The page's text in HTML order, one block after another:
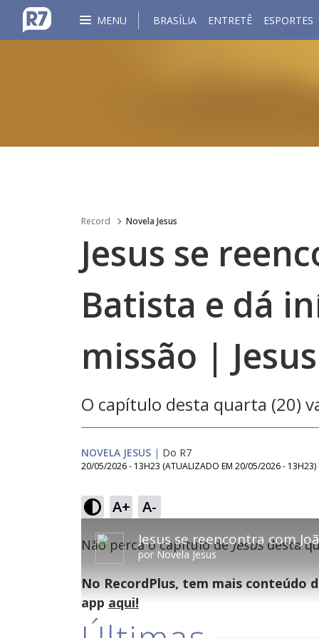
MENU BRASÍLIA ENTRETÊ ESPORTES
Record Novela Jesus
Jesus se
Batista e dá
missão | Jesus
O capítulo desta quarta (20)
NOVELA JESUS | Do R7
20/05/2026 - 13H23 (ATUALIZADO EM 20/05/2026 - 13H23)
A+ A-
por Novela Jesus
a
window.
modal
be
closed
Não perca o capítulo deJesusdesta
No RecordPlus, tem mais conteúdo
app aqui!